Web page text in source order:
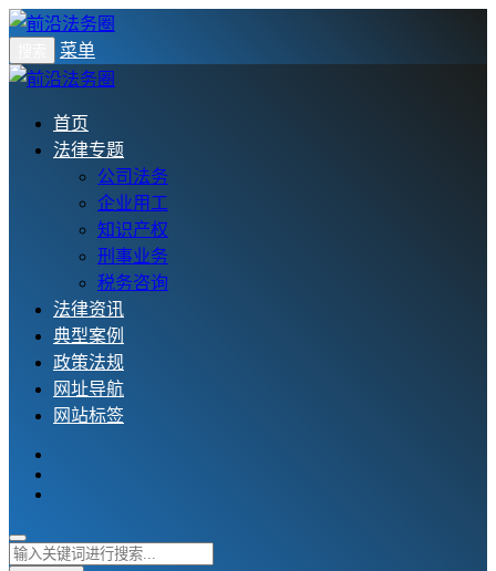
菜单
首页
法律专题
公司法务
企业用工
知识产权
刑事业务
税务咨询
法律资讯
典型案例
政策法规
网址导航
网站标签